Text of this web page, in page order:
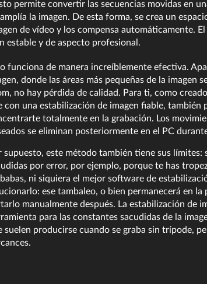
permite convertir las secuencias movidas en
la imagen. De esta forma, se crea un
de vídeo y los compensa automáticamente.
estable y de aspecto profesional.
funciona de manera increíblemente efectiva.
donde las áreas más pequeñas de la imagen
no hay pérdida de calidad. Para ti, como
con una estabilización de imagen fiable, también
totalmente en la grabación. Los
se eliminan posteriormente en el PC
supuesto, este método también tiene sus límites:
por error, por ejemplo, porque te has
ni siquiera el mejor software de
ese tambaleo, o bien permanecerá en la
manualmente después. La estabilización de
para las constantes sacudidas de la
suelen producirse cuando se graba sin trípode,